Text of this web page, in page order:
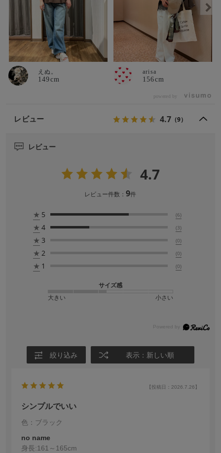
えぬ。
149cm
arisa
156cm
powered by
レビュー 4.7 （9）
レビュー
4.7
レビュー件数：9件
★ 5 (6)
★ 4 (3)
★ 3 (0)
★ 2 (0)
★ 1 (0)
サイズ感
大きい
小さい
絞り込み 表示：新しい順
【投稿日：2026.7.26】
シンプルでいい
色：ブラック
no name
身長:161～165cm